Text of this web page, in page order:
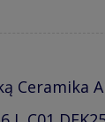
Ceramika